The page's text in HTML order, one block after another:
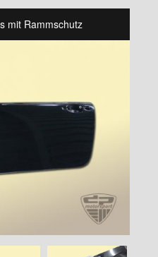
mit Rammschutz